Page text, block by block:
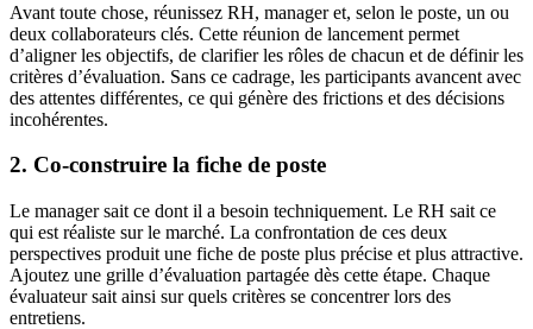
Avant toute chose, réunissez RH, manager et, selon le poste, un ou
deux collaborateurs clés. Cette réunion de lancement permet
d’aligner les objectifs, de clarifier les rôles de chacun et de définir les
critères d’évaluation. Sans ce cadrage, les participants avancent avec
des attentes différentes, ce qui génère des frictions et des décisions
incohérentes.
2. Co-construire la fiche de poste
Le manager sait ce dont il a besoin techniquement. Le RH sait ce
qui est réaliste sur le marché. La confrontation de ces deux
perspectives produit une fiche de poste plus précise et plus attractive.
Ajoutez une grille d’évaluation partagée dès cette étape. Chaque
évaluateur sait ainsi sur quels critères se concentrer lors des
entretiens.